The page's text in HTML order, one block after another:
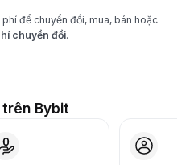
để chuyển đổi, mua, bán hoặc
chuyển đổi.
trên Bybit